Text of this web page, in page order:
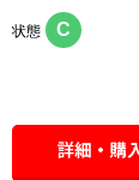
状態 C